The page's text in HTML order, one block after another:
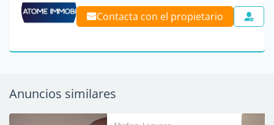
Contacta con el propietario
Anuncios similares